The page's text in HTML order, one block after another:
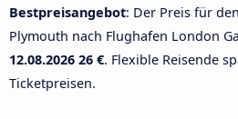
Bestpreisangebot: Der Preis für
Plymouth nach Flughafen London
12.08.2026 26 €. Flexible Reisende
Ticketpreisen.